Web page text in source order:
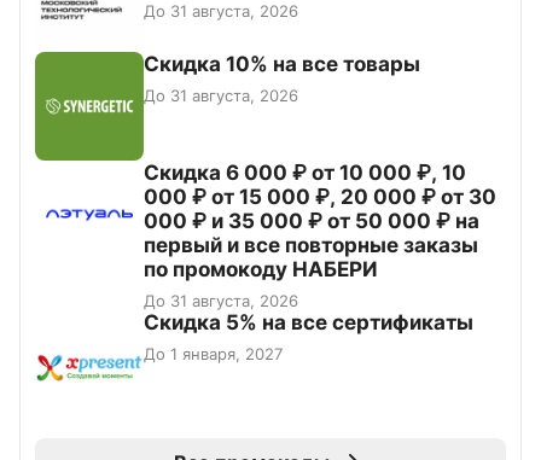
До 31 августа, 2026
Скидка 10% на все товары
До 31 августа, 2026
Скидка 6 000 ₽ от 10 000 ₽, 10
000 ₽ от 15 000 ₽, 20 000 ₽ от 30
000 ₽ и 35 000 ₽ от 50 000 ₽ на
первый и все повторные заказы
по промокоду НАБЕРИ
До 31 августа, 2026
Скидка 5% на все сертификаты
До 1 января, 2027